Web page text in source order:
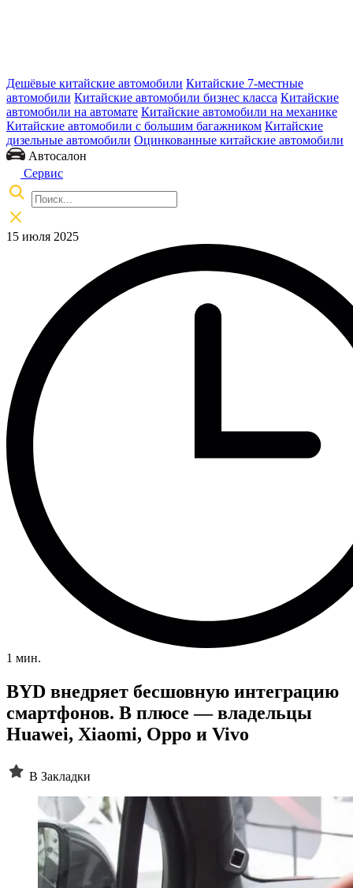
Дешёвые китайские автомобили Китайские 7-местные
автомобили Китайские автомобили бизнес класса Китайские
автомобили на автомате Китайские автомобили на механике
Китайские автомобили с большим багажником Китайские
дизельные автомобили Оцинкованные китайские автомобили
Автосалон
Сервис
15 июля 2025
1 мин.
BYD внедряет бесшовную интеграцию
смартфонов. В плюсе — владельцы
Huawei, Xiaomi, Oppo и Vivo
В Закладки